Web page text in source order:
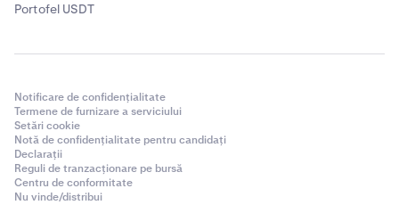
Tezos (XTZ)
✅
Portofel USDT
Notificare de confidențialitate
Termene de furnizare a serviciului
Setări cookie
Notă de confidențialitate pentru candidați
Declarații
Reguli de tranzacționare pe bursă
Centru de conformitate
Nu vinde/distribui